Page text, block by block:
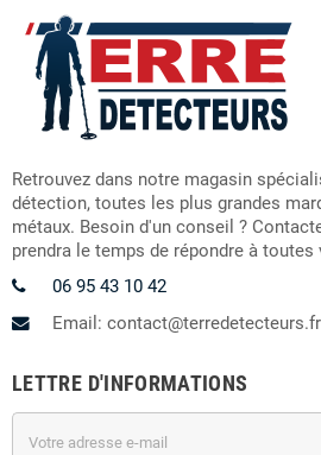
Retrouvez dans notre magasin
détection, toutes les plus grandes
métaux. Besoin d'un conseil ?
prendra le temps de répondre à
06 95 43 10 42
Email: contact@terredetecteurs.fr
LETTRE D'INFORMATIONS